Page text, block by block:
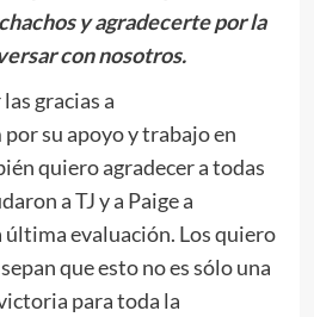
y agradecerte por la
con nosotros.
gracias a
su apoyo y trabajo en
quiero agradecer a todas
a TJ y a Paige a
última evaluación. Los quiero
que esto no es sólo una
para toda la